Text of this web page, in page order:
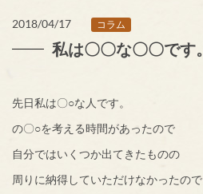
2018/04/17 コラム
私は〇〇な〇〇です。
先日私は〇○な人です。
の〇○を考える時間があったので
自分ではいくつか出てきたものの
周りに納得していただけなかったので